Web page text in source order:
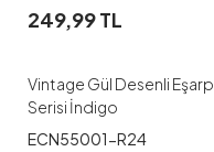
249,99TL
Vintage Gül Desenli Eşarp
Serisi İndigo
ECN55001-R24